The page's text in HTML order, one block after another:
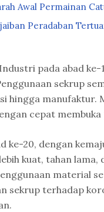
Awal Permainan
Peradaban
pada abad
sekrup
hingga manufaktur.
cepat
ke-20, dengan
kuat, tahan
material
sekrup terhadap